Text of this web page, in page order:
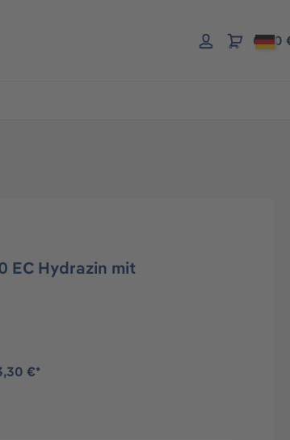
0,00
EC Hydrazin mit
€*